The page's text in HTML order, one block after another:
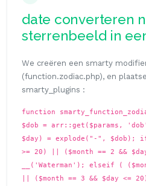
date converteren
sterrenbeeld in
We creëren een smarty
(function.zodiac.php), en
smarty_plugins :
function
$dob = arr::get($params,
$day) = explode("-", $dob); if
>= 20) || ($month == 2 &&
__('Waterman'); elseif (
|| ($month == 3 && $day <=